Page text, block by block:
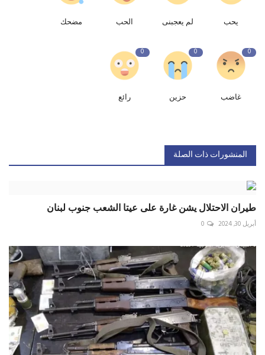
يحب لم يعجبنى الحب مضحك
0
غاضب
0
حزين
0
رائع
المنشورات ذات الصلة
طيران الاحتلال يشن غارة على عيتا الشعب جنوب لبنان
أبريل 30, 2024 0